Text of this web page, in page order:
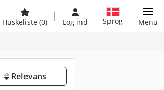
Huskeliste (0) Log ind Sprog Menu
Relevans